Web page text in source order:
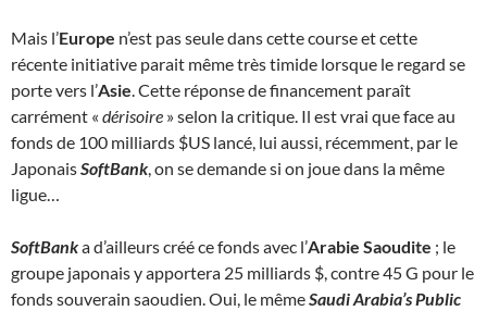
Mais l’Europe n’est pas seule dans cette course et cette
récente initiative parait même très timide lorsque le regard se
porte vers l’Asie. Cette réponse de financement paraît
carrément « dérisoire » selon la critique. Il est vrai que face au
fonds de 100 milliards $US lancé, lui aussi, récemment, par le
JaponaisSoftBank, on se demande si on joue dans la même
ligue…
SoftBanka d’ailleurs créé ce fonds avec l’Arabie Saoudite ; le
groupe japonais y apportera 25 milliards $, contre 45 G pour le
fonds souverain saoudien. Oui, le mêmeSaudi Arabia’s Public